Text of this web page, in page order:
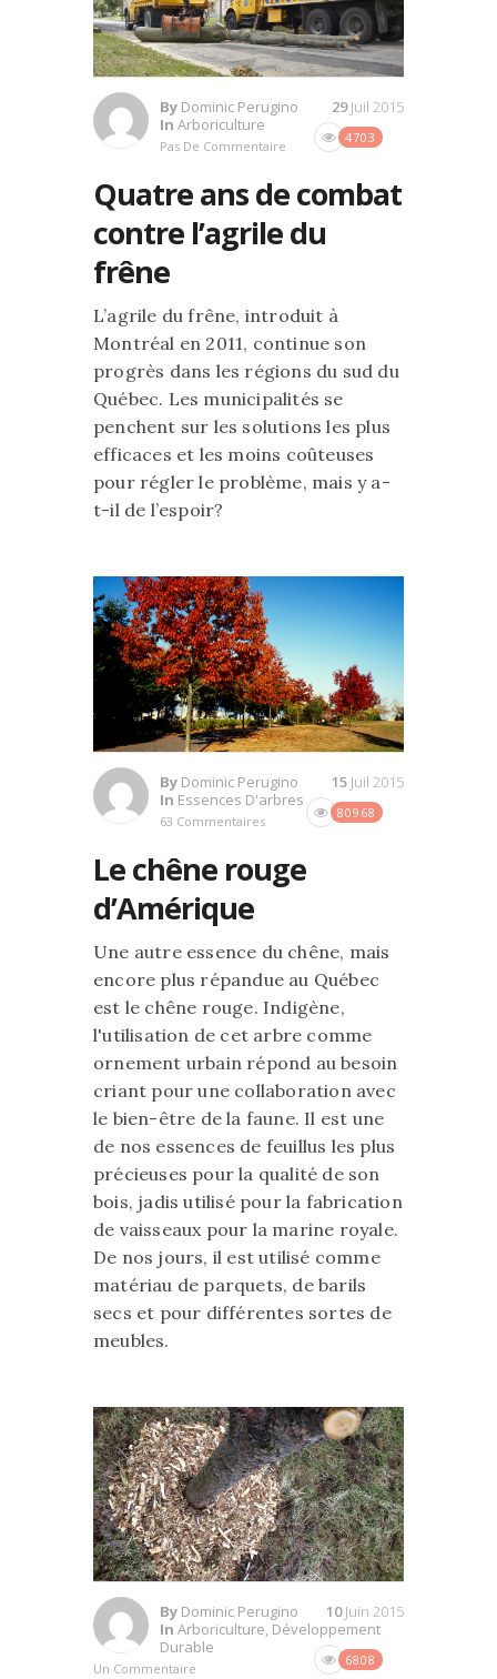
By Dominic Perugino
In Arboriculture
Pas De Commentaire
4703
29Juil 2015
Quatre ans de combat
contre l’agrile du
frêne
L’agrile du frêne, introduit à
Montréal en 2011, continue son
progrès dans les régions du sud du
Québec. Les municipalités se
penchent sur les solutions les plus
efficaces et les moins coûteuses
pour régler le problème, mais y a-
t-il de l’espoir?
By Dominic Perugino
In Essences D'arbres
63 Commentaires
80968
15 Juil 2015
Le chêne rouge
d’Amérique
Une autre essence du chêne, mais
encore plus répandue au Québec
est le chêne rouge. Indigène,
l'utilisation de cet arbre comme
ornement urbain répond au besoin
criant pour une collaboration avec
le bien-être de la faune. Il est une
de nos essences de feuillus les plus
précieuses pour la qualité de son
bois, jadis utilisé pour la fabrication
de vaisseaux pour la marine royale.
De nos jours, il est utilisé comme
matériau de parquets, de barils
secs et pour différentes sortes de
meubles.
By Dominic Perugino
In Arboriculture, Développement
Durable
Un Commentaire
6808
10Juin 2015